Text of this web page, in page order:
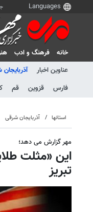
خانه فرهنگ و ادب
عناوین اخبار
فارس
قزوین قم
استانها آذربایجان شرقی
مهر گزارش می دهد؛
تبریز